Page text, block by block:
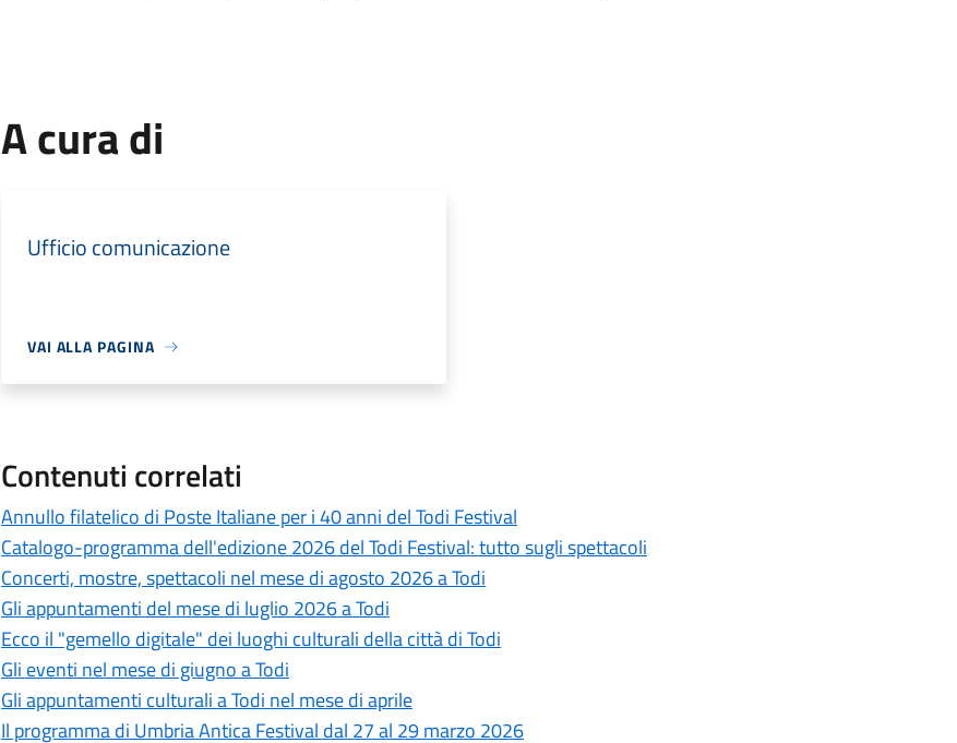
A cura di
Ufficio comunicazione
VAI ALLA PAGINA
Contenuti correlati
Annullo filatelico di Poste Italiane per i 40 anni del Todi Festival
Catalogo-programma dell'edizione 2026 del Todi Festival: tutto sugli spettacoli
Concerti, mostre, spettacoli nel mese di agosto 2026 a Todi
Gli appuntamenti del mese di luglio 2026 a Todi
Ecco il "gemello digitale" dei luoghi culturali della città di Todi
Gli eventi nel mese di giugno a Todi
Gli appuntamenti culturali a Todi nel mese di aprile
Il programma di Umbria Antica Festival dal 27 al 29 marzo 2026